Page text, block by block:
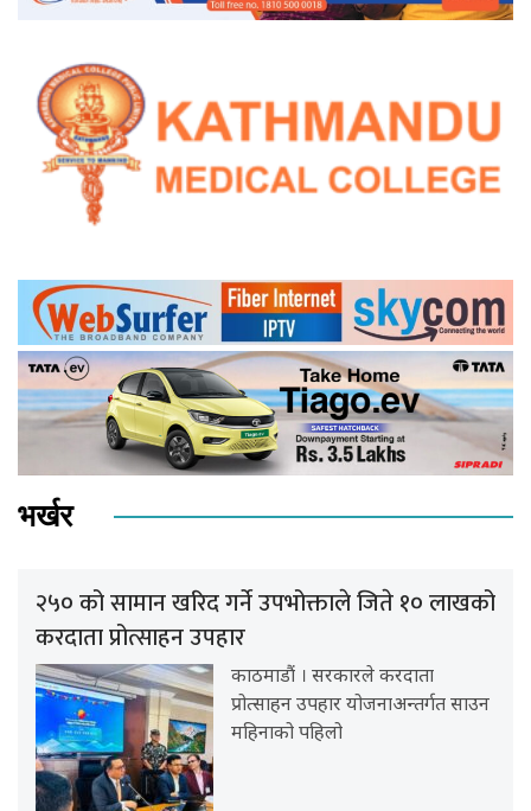
भर्खर
२५० को सामान खरिद गर्ने उपभोक्ताले जिते १० लाखको
करदाता प्रोत्साहन उपहार
काठमाडौं । सरकारले करदाता
प्रोत्साहन उपहार योजनाअन्तर्गत साउन
महिनाको पहिलो